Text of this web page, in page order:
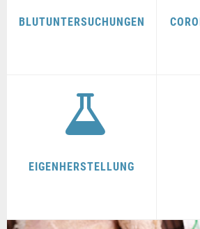
BLUTUNTERSUCHUNGEN
EIGENHERSTELLUNG